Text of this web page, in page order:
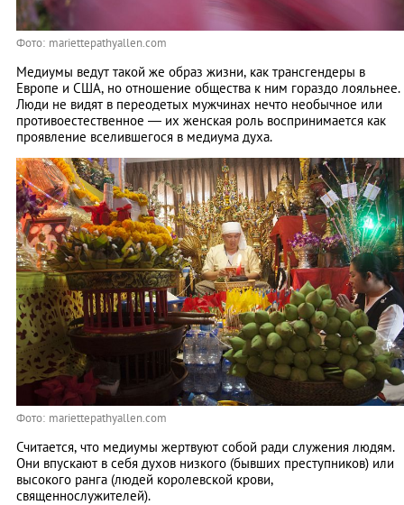
Фото: mariettepathyallen.com
Медиумы ведут такой же образ жизни, как трансгендеры в
Европе и США, но отношение общества к ним гораздо лояльнее.
Люди не видят в переодетых мужчинах нечто необычное или
противоестественное — их женская роль воспринимается как
проявление вселившегося в медиума духа.
Фото: mariettepathyallen.com
Считается, что медиумы жертвуют собой ради служения людям.
Они впускают в себя духов низкого (бывших преступников) или
высокого ранга (людей королевской крови,
священнослужителей).